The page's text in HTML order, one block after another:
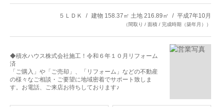
５ＬＤＫ 建物 158.37㎡ 土地 216.89㎡ 平成7年10月
（間取り / 面積 / 完成時期（築年月））
◆積水ハウス株式会社施工！令和６年１０月リフォーム
済
「ご購入」や「ご売却」、「リフォーム」などの不動産
の様々なご相談・ご要望に地域密着でサポート致しま
す。お電話、ご来店お待ちしております♪